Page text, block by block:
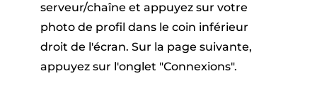
serveur/chaîne et appuyez sur votre
photo de profil dans le coin inférieur
droit de l'écran. Sur la page suivante,
appuyez sur l'onglet "Connexions".